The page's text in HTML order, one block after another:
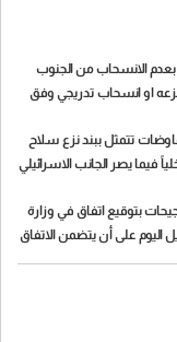
بعدم الانسحاب من الجنوب
او انسحاب تدريجي وفق
تتمثل ببند نزع سلاح
فيما يصر الجانب الاسرائيلي
بتوقيع اتفاق في وزارة
اليوم على أن يتضمن الاتفاق